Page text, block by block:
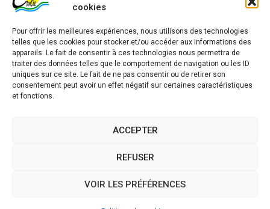
cookies
Pour offrir les meilleures expériences, nous utilisons des technologies
telles que les cookies pour stocker et/ou accéder aux informations des
appareils. Le fait de consentir à ces technologies nous permettra de
traiter des données telles que le comportement de navigation ou les ID
uniques sur ce site. Le fait de ne pas consentir ou de retirer son
consentement peut avoir un effet négatif sur certaines caractéristiques
et fonctions.
ACCEPTER
REFUSER
VOIR LES PRÉFÉRENCES
Mentions légales
Traitement de données personnelles
(sites internet de collectivités &